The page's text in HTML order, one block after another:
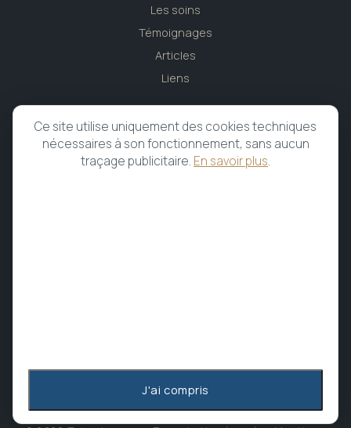
Les soins
Témoignages
Articles
Liens
CABINET
Caen, Normandie
Ce site utilise uniquement des cookies techniques
nécessaires à son fonctionnement, sans aucun
traçage publicitaire. En savoir plus.
J'ai compris